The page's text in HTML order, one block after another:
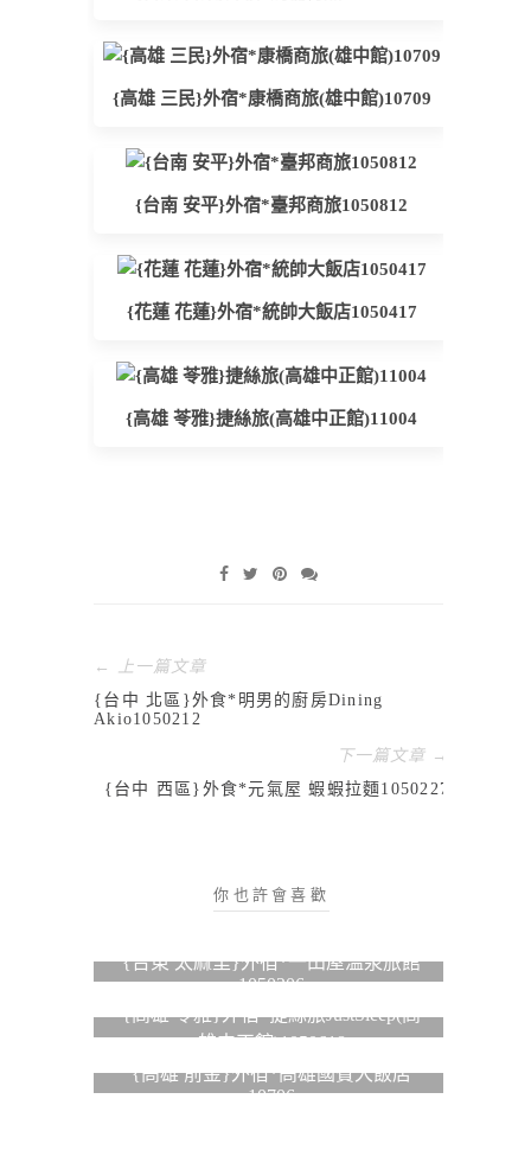
{高雄 三民}外宿*康橋商旅(雄中館)10709
{台南 安平}外宿*臺邦商旅1050812
{花蓮 花蓮}外宿*統帥大飯店1050417
{高雄 苓雅}捷絲旅(高雄中正館)11004
← 上一篇文章
{台中 北區}外食*明男的廚房Dining
Akio1050212
下一篇文章 →
{台中 西區}外食*元氣屋 蝦蝦拉麵1050227
你也許會喜歡
{台東 太麻里}外宿*一田屋溫泉旅館
1050206
{高雄 苓雅}外宿*捷絲旅JustSleep(高
雄中正館)1050618
{高雄 前金}外宿*高雄國賓大飯店
10706